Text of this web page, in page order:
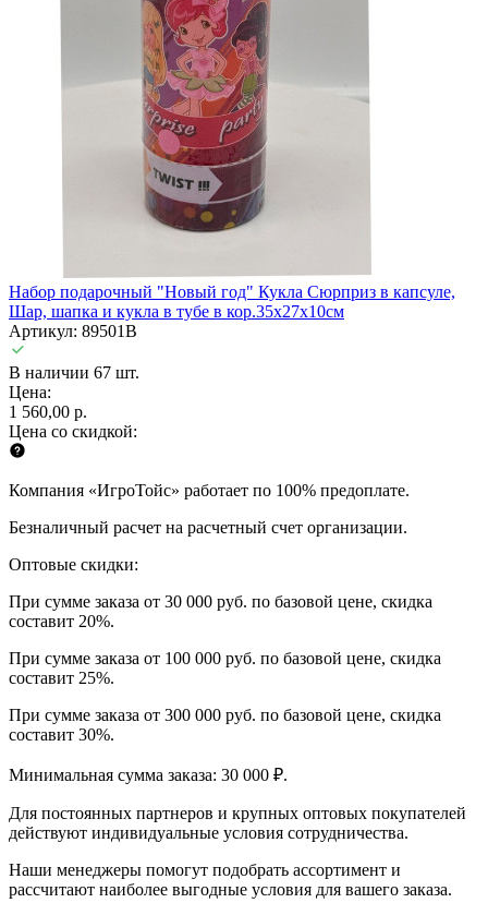
Набор подарочный "Новый год" Кукла Сюрприз в капсуле,
Шар, шапка и кукла в тубе в кор.35х27х10см
Артикул: 89501B
В наличии 67 шт.
Цена:
1 560,00 р.
Цена со скидкой:
Компания «ИгроТойс» работает по 100% предоплате.
Безналичный расчет на расчетный счет организации.
Оптовые скидки:
При сумме заказа от 30 000 руб. по базовой цене, скидка
составит 20%.
При сумме заказа от 100 000 руб. по базовой цене, скидка
составит 25%.
При сумме заказа от 300 000 руб. по базовой цене, скидка
составит 30%.
Минимальная сумма заказа: 30 000 ₽.
Для постоянных партнеров и крупных оптовых покупателей
действуют индивидуальные условия сотрудничества.
Наши менеджеры помогут подобрать ассортимент и
рассчитают наиболее выгодные условия для вашего заказа.